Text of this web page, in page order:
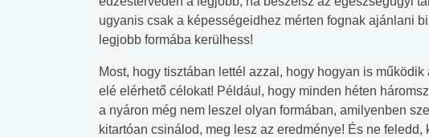
ugyanis csak a képességeidhez mérten fognak ajánlani
legjobb formába kerülhess!
Most, hogy tisztában lettél azzal, hogy hogyan is
elé elérhető célokat! Például, hogy minden héten
a nyáron még nem leszel olyan formában, amilyenben
kitartóan csinálod, meg lesz az eredménye! És ne